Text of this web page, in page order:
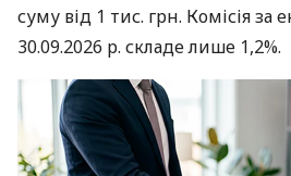
суму від 1 тис. грн. Комісія за
30.09.2026 р. складе лише 1,2%.